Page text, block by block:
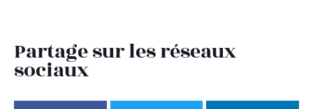
Partage sur les réseaux
sociaux